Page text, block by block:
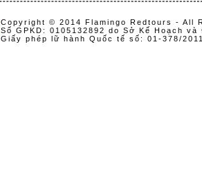
Copyright © 2014 Flamingo Redtours - All
Số GPKD: 0105132892 do Sở Kế Hoạch
Giấy phép lữ hành Quốc tế số: 01-378/